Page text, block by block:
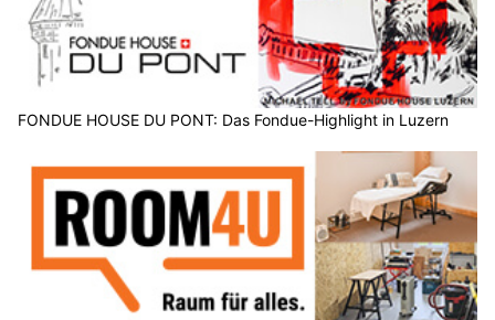
FONDUE HOUSE DU PONT: Das Fondue-Highlight in Luzern